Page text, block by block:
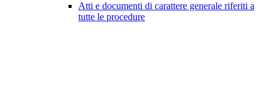
Atti e documenti di carattere generale riferiti a
tutte le procedure